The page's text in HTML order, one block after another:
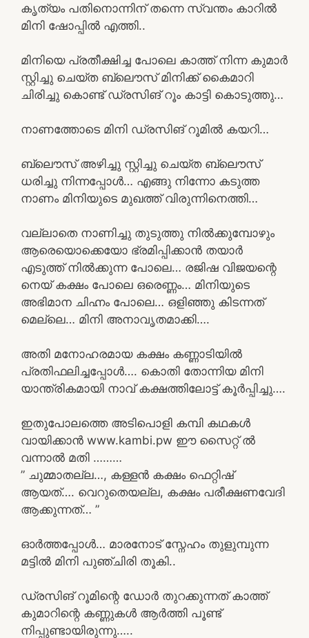
കൃത്യം പതിനൊന്നിന് തന്നെ സ്വന്തം കാറിൽ
മിനി ഷോപ്പിൽ എത്തി..
മിനിയെ പ്രതീക്ഷിച്ച പോലെ കാത്ത് നിന്ന കുമാർ
സ്റ്റിച്ചു ചെയ്ത ബ്ലൌസ് മിനിക്ക് കൈമാറി
ചിരിച്ചു കൊണ്ട് ഡ്രസിങ് റൂം കാട്ടി കൊടുത്തു…
നാണത്തോടെ മിനി ഡ്രസിങ് റൂമിൽ കയറി…
ബ്ലൌസ് അഴിച്ചു സ്റ്റിച്ചു ചെയ്ത ബ്ലൌസ്
ധരിച്ചു നിന്നപ്പോൾ… എങ്ങു നിന്നോ കടുത്ത
നാണം മിനിയുടെ മുഖത്ത് വിരുന്നിനെത്തി…
വല്ലാതെ നാണിച്ചു തുടുത്തു നിൽക്കുമ്പോഴും
ആരെയൊക്കെയോ ഭ്രമിപ്പിക്കാൻ തയാർ
എടുത്ത് നിൽക്കുന്ന പോലെ… രജിഷ വിജയന്റെ
നെയ് കക്ഷം പോലെ ഒരെണ്ണം… മിനിയുടെ
അഭിമാന ചിഹ്നം പോലെ… ഒളിഞ്ഞു കിടന്നത്
മെല്ലെ… മിനി അനാവൃതമാക്കി….
അതി മനോഹരമായ കക്ഷം കണ്ണാടിയിൽ
പ്രതിഫലിച്ചപ്പോൾ…. കൊതി തോന്നിയ മിനി
യാന്ത്രികമായി നാവ് കക്ഷത്തിലോട്ട് കൂർപ്പിച്ചു….
ഇതുപോലത്തെ അടിപൊളി കമ്പി കഥകൾ
വായിക്കാൻ www.kambi.pw ഈ സൈറ്റ് ൽ
വന്നാൽ മതി ………
” ചുമ്മാതല്ല…, കള്ളൻ കക്ഷം ഫെറ്റിഷ്
ആയത്…. വെറുതെയല്ല, കക്ഷം പരീക്ഷണവേദി
ആക്കുന്നത്… ”
ഓർത്തപ്പോൾ… മാരനോട് സ്നേഹം തുളുമ്പുന്ന
മട്ടിൽ മിനി പുഞ്ചിരി തൂകി..
ഡ്രസിങ് റൂമിന്റെ ഡോർ തുറക്കുന്നത് കാത്ത്
കുമാറിന്റെ കണ്ണുകൾ ആർത്തി പൂണ്ട്
നിപ്പുണ്ടായിരുന്നു…..